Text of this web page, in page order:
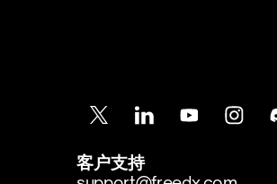
客户支持